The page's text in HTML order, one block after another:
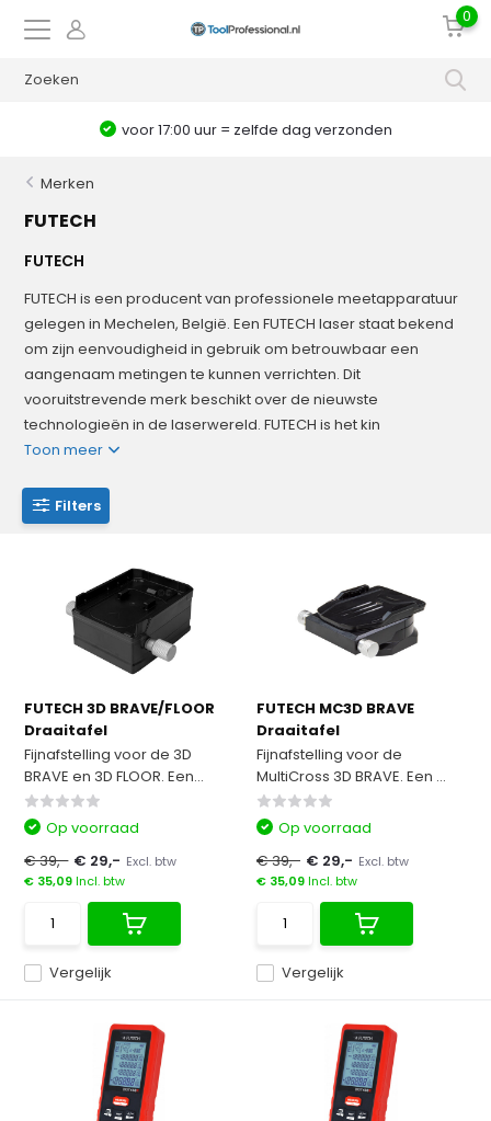
0
voor 17:00 uur = zelfde dag verzonden
Merken
FUTECH
FUTECH
FUTECH is een producent van professionele meetapparatuur
gelegen in Mechelen, België. Een FUTECH laser staat bekend
om zijn eenvoudigheid in gebruik om betrouwbaar een
aangenaam metingen te kunnen verrichten. Dit
vooruitstrevende merk beschikt over de nieuwste
technologieën in de laserwereld. FUTECH is het kin
Toon meer
Filters
FUTECH 3D BRAVE/FLOOR
Draaitafel
Fijnafstelling voor de 3D
BRAVE en 3D FLOOR. Een...
Vergelijk
Op voorraad
€ 39,- € 29,- Excl. btw
€ 35,09Incl. btw
FUTECH MC3D BRAVE
Draaitafel
Fijnafstelling voor de
MultiCross 3D BRAVE. Een ...
Vergelijk
Op voorraad
€ 39,- € 29,- Excl. btw
€ 35,09Incl. btw